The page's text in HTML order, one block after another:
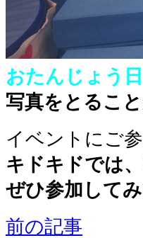
おたんじょう
写真をとるこ
イベントにご
キドキドでは
ぜひ参加して
前の記事